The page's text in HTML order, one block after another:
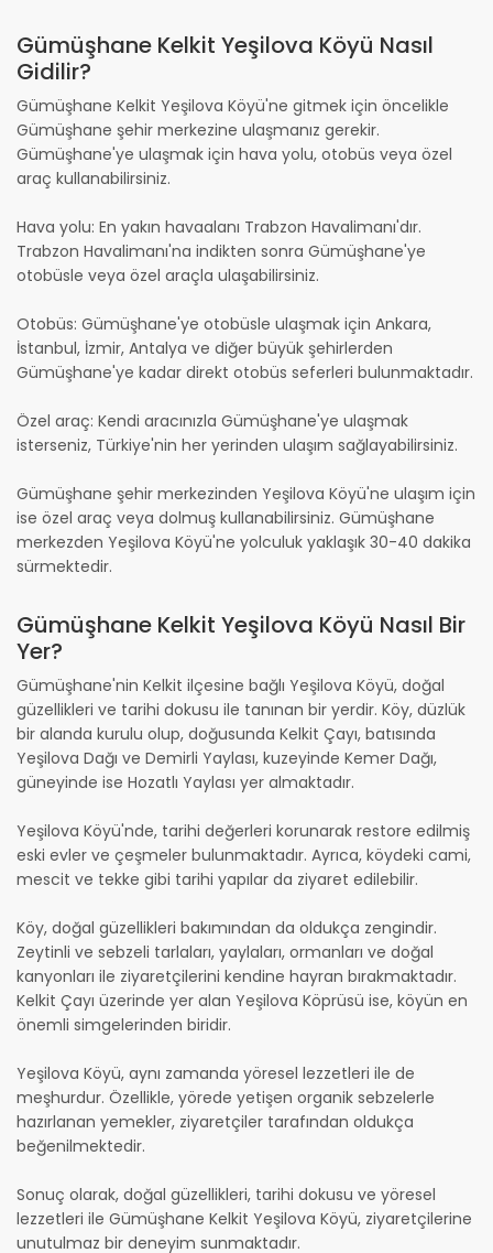
Gümüşhane Kelkit Yeşilova Köyü Nasıl
Gidilir?
Gümüşhane Kelkit Yeşilova Köyü'ne gitmek için öncelikle
Gümüşhane şehir merkezine ulaşmanız gerekir.
Gümüşhane'ye ulaşmak için hava yolu, otobüs veya özel
araç kullanabilirsiniz.
Hava yolu: En yakın havaalanı Trabzon Havalimanı'dır.
Trabzon Havalimanı'na indikten sonra Gümüşhane'ye
otobüsle veya özel araçla ulaşabilirsiniz.
Otobüs: Gümüşhane'ye otobüsle ulaşmak için Ankara,
İstanbul, İzmir, Antalya ve diğer büyük şehirlerden
Gümüşhane'ye kadar direkt otobüs seferleri bulunmaktadır.
Özel araç: Kendi aracınızla Gümüşhane'ye ulaşmak
isterseniz, Türkiye'nin her yerinden ulaşım sağlayabilirsiniz.
Gümüşhane şehir merkezinden Yeşilova Köyü'ne ulaşım için
ise özel araç veya dolmuş kullanabilirsiniz. Gümüşhane
merkezden Yeşilova Köyü'ne yolculuk yaklaşık 30-40 dakika
sürmektedir.
Gümüşhane Kelkit Yeşilova Köyü Nasıl Bir
Yer?
Gümüşhane'nin Kelkit ilçesine bağlı Yeşilova Köyü, doğal
güzellikleri ve tarihi dokusu ile tanınan bir yerdir. Köy, düzlük
bir alanda kurulu olup, doğusunda Kelkit Çayı, batısında
Yeşilova Dağı ve Demirli Yaylası, kuzeyinde Kemer Dağı,
güneyinde ise Hozatlı Yaylası yer almaktadır.
Yeşilova Köyü'nde, tarihi değerleri korunarak restore edilmiş
eski evler ve çeşmeler bulunmaktadır. Ayrıca, köydeki cami,
mescit ve tekke gibi tarihi yapılar da ziyaret edilebilir.
Köy, doğal güzellikleri bakımından da oldukça zengindir.
Zeytinli ve sebzeli tarlaları, yaylaları, ormanları ve doğal
kanyonları ile ziyaretçilerini kendine hayran bırakmaktadır.
Kelkit Çayı üzerinde yer alan Yeşilova Köprüsü ise, köyün en
önemli simgelerinden biridir.
Yeşilova Köyü, aynı zamanda yöresel lezzetleri ile de
meşhurdur. Özellikle, yörede yetişen organik sebzelerle
hazırlanan yemekler, ziyaretçiler tarafından oldukça
beğenilmektedir.
Sonuç olarak, doğal güzellikleri, tarihi dokusu ve yöresel
lezzetleri ile Gümüşhane Kelkit Yeşilova Köyü, ziyaretçilerine
unutulmaz bir deneyim sunmaktadır.